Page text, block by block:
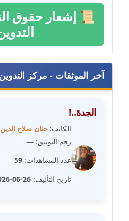
مدونة عمرو عاطف
عاملة
مدونة غادة زهران
عاملة
مدونة غادة سيد
عاملة
مدونة غازي جابر
مدونة فاطمة البسريني
عاملة
📜 إشعار حقوق
آخر الموثقات - مركز
الجدة..!
الكاتب: حنان صلاح
رقم التوثيق: —
عدد المشاهدات: 59
تاريخ التأليف: 26-06-2026